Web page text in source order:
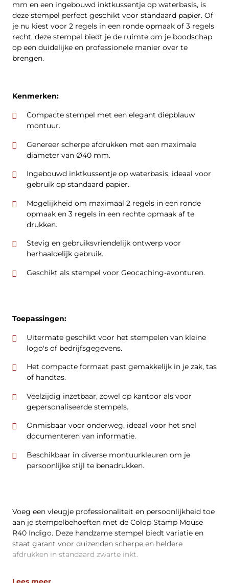
mm en een ingebouwd inktkussentje op waterbasis, is
deze stempel perfect geschikt voor standaard papier. Of
je nu kiest voor 2 regels in een ronde opmaak of 3 regels
recht, deze stempel biedt je de ruimte om je boodschap
op een duidelijke en professionele manier over te
brengen.
Kenmerken:
Compacte stempel met een elegant diepblauw
montuur.
Genereer scherpe afdrukken met een maximale
diameter van Ø40 mm.
Ingebouwd inktkussentje op waterbasis, ideaal voor
gebruik op standaard papier.
Mogelijkheid om maximaal 2 regels in een ronde
opmaak en 3 regels in een rechte opmaak af te
drukken.
Stevig en gebruiksvriendelijk ontwerp voor
herhaaldelijk gebruik.
Geschikt als stempel voor Geocaching-avonturen.
Toepassingen:
Uitermate geschikt voor het stempelen van kleine
logo's of bedrijfsgegevens.
Het compacte formaat past gemakkelijk in je zak, tas
of handtas.
Veelzijdig inzetbaar, zowel op kantoor als voor
gepersonaliseerde stempels.
Onmisbaar voor onderweg, ideaal voor het snel
documenteren van informatie.
Beschikbaar in diverse montuurkleuren om je
persoonlijke stijl te benadrukken.
Voeg een vleugje professionaliteit en persoonlijkheid toe
aan je stempelbehoeften met de Colop Stamp Mouse
R40 Indigo. Deze handzame stempel biedt variatie en
staat garant voor duizenden scherpe en heldere
afdrukken in standaard zwarte inkt.